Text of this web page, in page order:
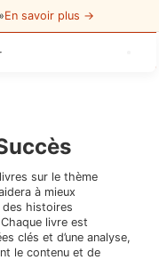
En savoir plus →
sur le thème
à mieux
histoires
livre est
clés et d’une analyse,
le contenu et de